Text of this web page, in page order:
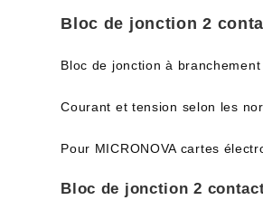
Bloc de jonction 2
Bloc de jonction à
Courant et tension selon les
Pour MICRONOVA cartes
Bloc de jonction 2